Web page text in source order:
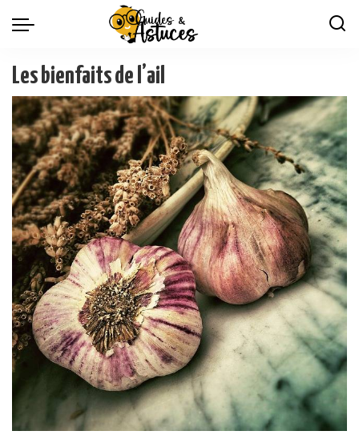
Les bienfaits de l’ail